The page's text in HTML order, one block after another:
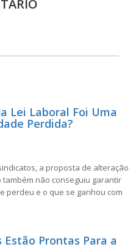
Lei Laboral Foi Uma
Perdida?
a proposta de alteração
não conseguiu garantir
perdeu e o que se ganhou com
Estão Prontas Para a